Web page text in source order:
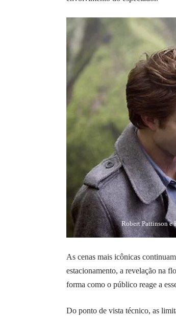
Robert Pattinson e
As cenas mais icônicas
estacionamento, a revelação na
forma como o público reage a
Do ponto de vista técnico, as